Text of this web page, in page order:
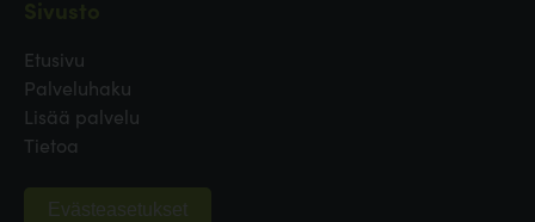
Etusivu
Palveluhaku
Lisää palvelu
Tietoa
Evästeasetukset